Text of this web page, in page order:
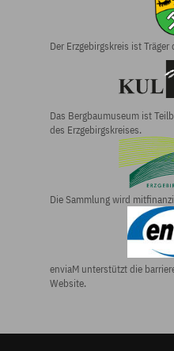
Der Erzgebirgs­kreis ist
Das Bergbau­museum ist
des Erzgebirgs­kreises.
Die Sammlung wird
enviaM unterstützt die
Website.